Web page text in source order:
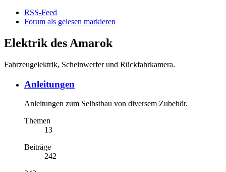
RSS-Feed
Forum als gelesen markieren
Elektrik des Amarok
Fahrzeugelektrik, Scheinwerfer und Rückfahrkamera.
Anleitungen
Anleitungen zum Selbstbau von diversem Zubehör.
Themen
13
Beiträge
242